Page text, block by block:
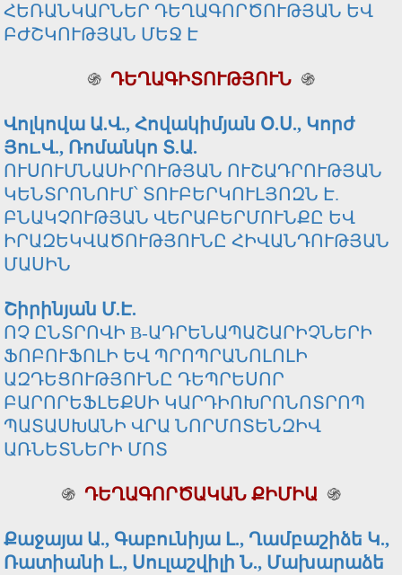
ՀԵՌԱՆԿԱՐՆԵՐ ԴԵՂԱԳՈՐԾՈՒԹՅԱՆ ԵՎ
ԲԺՇԿՈՒԹՅԱՆ ՄԵՋ Է
֍ ԴԵՂԱԳԻՏՈՒԹՅՈՒՆ ֍
Վոլկովա Ա.Վ., Հովակիմյան Օ.Ս., Կորժ
Յու.Վ., Ռոմանկո Տ.Ա.
ՈՒՍՈՒՄՆԱՍԻՐՈՒԹՅԱՆ ՈՒՇԱԴՐՈՒԹՅԱՆ
ԿԵՆՏՐՈՆՈՒՄ՝ ՏՈՒԲԵՐԿՈՒԼՅՈԶՆ Է.
ԲՆԱԿՉՈՒԹՅԱՆ ՎԵՐԱԲԵՐՄՈՒՆՔԸ ԵՎ
ԻՐԱԶԵԿՎԱԾՈՒԹՅՈՒՆԸ ՀԻՎԱՆԴՈՒԹՅԱՆ
ՄԱՍԻՆ
Շիրինյան Մ.Է.
ՈՉ ԸՆՏՐՈՎԻ Β-ԱԴՐԵՆԱՊԱՇԱՐԻՉՆԵՐԻ
ՖՈԲՈՒՖՈԼԻ ԵՎ ՊՐՈՊՐԱՆՈԼՈԼԻ
ԱԶԴԵՑՈՒԹՅՈՒՆԸ ԴԵՊՐԵՍՈՐ
ԲԱՐՈՐԵՖԼԵՔՍԻ ԿԱՐԴԻՈԽՐՈՆՈՏՐՈՊ
ՊԱՏԱՍԽԱՆԻ ՎՐԱ ՆՈՐՄՈՏԵՆԶԻՎ
ԱՌՆԵՏՆԵՐԻ ՄՈՏ
֍ ԴԵՂԱԳՈՐԾԱԿԱՆ ՔԻՄԻԱ ֍
Քաջայա Ա., Գաբունիյա Լ., Ղամբաշիձե Կ.,
Ռատիանի Լ., Սուլաշվիլի Ն., Մախարաձե